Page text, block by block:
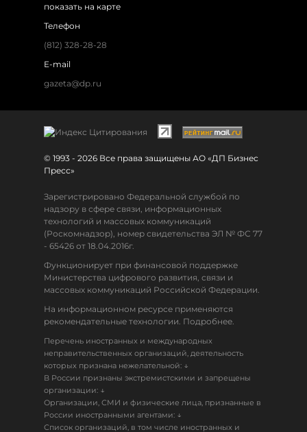
показать на карте
Телефон
(812) 328-28-28
E-mail
gazeta@dp.ru
© 1993 - 2026 Все права защищены АО «ДП Бизнес
Пресс»
Зарегистрировано Федеральной службой по
надзору в сфере связи, информационных
технологий и массовых коммуникаций
(Роскомнадзор), номер свидетельства ЭЛ № ФС 77
- 65426 от 18.04.2016г.
Функционирует при финансовой поддержке
Министерства цифрового развития, связи и
массовых коммуникаций Российской Федерации.
На информационном ресурсе применяются
рекомендательные технологии. Подробнее.
Перечень иностранных и международных
неправительственных организаций, деятельность
которых признана нежелательной: ↓
В России признаны экстремистскими и запрещены
организации: ↓
Организации, СМИ и физические лица, признанные в
России иностранными агентами: ↓
Список организаций, в том числе иностранных и